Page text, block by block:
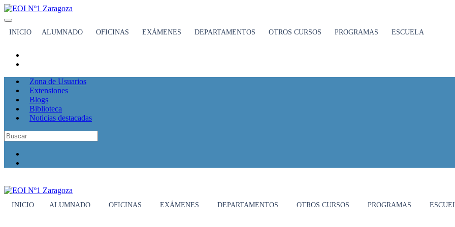
INICIO ALUMNADO OFICINAS EXÁMENES DEPARTAMENTOS OTROS CURSOS PROGRAMAS ESCUELA
Zona de Usuarios
Extensiones
Blogs
Biblioteca
Noticias destacadas
INICIO ALUMNADO OFICINAS EXÁMENES DEPARTAMENTOS OTROS CURSOS PROGRAMAS